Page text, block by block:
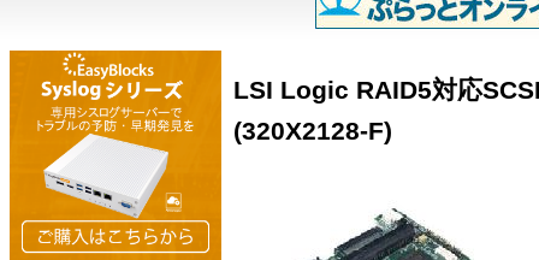
LSI Logic RAID5対応
(320X2128-F)